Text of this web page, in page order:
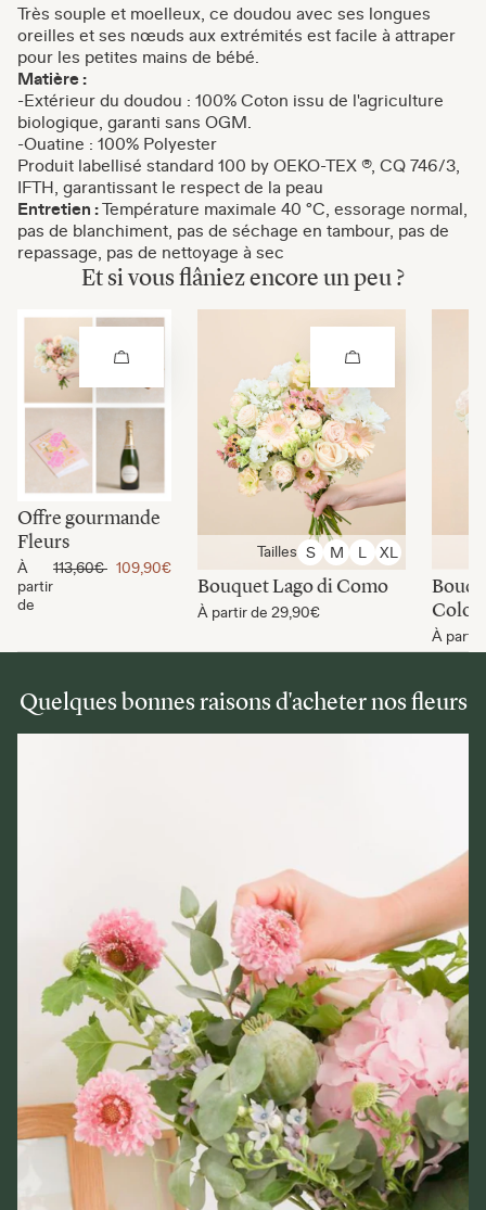
Très souple et moelleux, ce doudou avec ses longues
oreilles et ses nœuds aux extrémités est facile à attraper
pour les petites mains de bébé.
Matière :
-Extérieur du doudou : 100% Coton issu de l'agriculture
biologique, garanti sans OGM.
-Ouatine : 100% Polyester
Produit labellisé standard 100 by OEKO-TEX ®, CQ 746/3,
IFTH, garantissant le respect de la peau
Entretien :Température maximale 40 °C, essorage normal,
pas de blanchiment, pas de séchage en tambour, pas de
repassage, pas de nettoyage à sec
Et si vous flâniez encore un peu ?
Offre gourmande
Fleurs
À
partir
de
113,60€ 109,90€
Tailles S M XL
Bouquet Lago di Como
À partir de 29,90€
À
Quelques bonnes raisons d'acheter nos fleurs